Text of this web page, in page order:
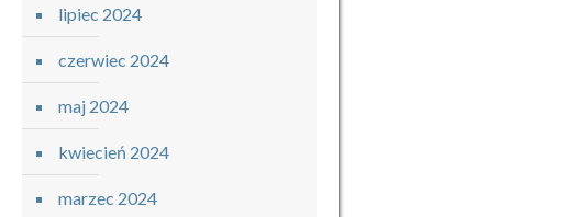
lipiec 2024
czerwiec 2024
maj 2024
kwiecień 2024
marzec 2024